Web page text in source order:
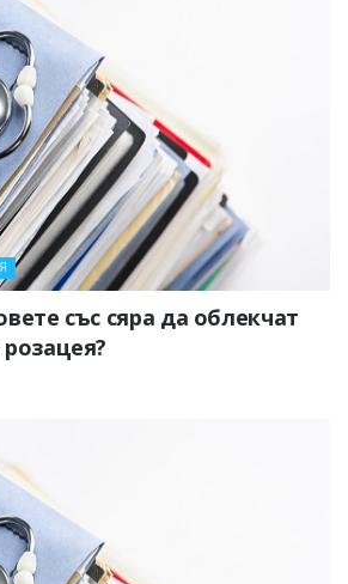
със сяра да облекчат